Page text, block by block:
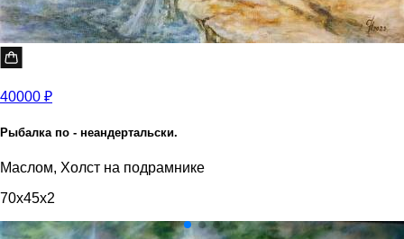
40000 ₽
Рыбалка по - неандертальски.
Маслом, Холст на подрамнике
70x45x2